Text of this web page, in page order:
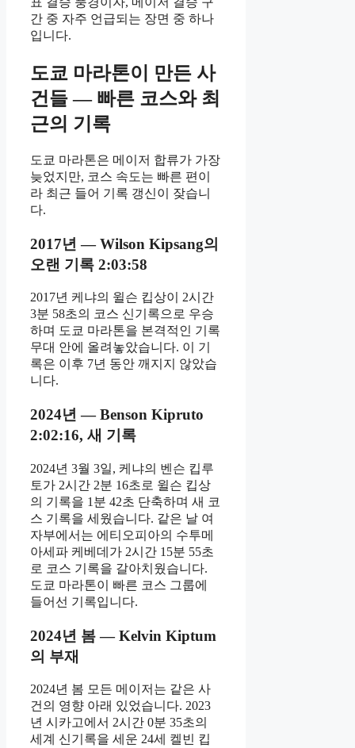
간 중 자주 언급되는 장면 중 하나
입니다.
도쿄 마라톤이 만든 사
건들 — 빠른 코스와 최
근의 기록
도쿄 마라톤은 메이저 합류가 가장
늦었지만, 코스 속도는 빠른 편이
라 최근 들어 기록 갱신이 잦습니
다.
2017년 — Wilson Kipsang의
오랜 기록 2:03:58
2017년 케냐의 윌슨 킵상이 2시간
3분 58초의 코스 신기록으로 우승
하며 도쿄 마라톤을 본격적인 기록
무대 안에 올려놓았습니다. 이 기
록은 이후 7년 동안 깨지지 않았습
니다.
2024년 — Benson Kipruto
2:02:16, 새 기록
2024년 3월 3일, 케냐의 벤슨 킵루
토가 2시간 2분 16초로 윌슨 킵상
의 기록을 1분 42초 단축하며 새 코
스 기록을 세웠습니다. 같은 날 여
자부에서는 에티오피아의 수투메
아세파 케베데가 2시간 15분 55초
로 코스 기록을 갈아치웠습니다.
도쿄 마라톤이 빠른 코스 그룹에
들어선 기록입니다.
2024년 봄 — Kelvin Kiptum
의 부재
2024년 봄 모든 메이저는 같은 사
건의 영향 아래 있었습니다. 2023
년 시카고에서 2시간 0분 35초의
세계 신기록을 세운 24세 켈빈 킵